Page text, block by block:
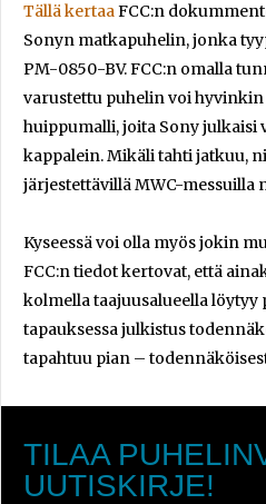
Tällä kertaaFCC:n
Sonyn matkapuhelin, jonka
PM-0850-BV. FCC:n omalla
varustettu puhelin voi hyvinkin
huippumalli, joita Sony julkaisi
kappalein. Mikäli tahti jatkuu,
järjestettävillä MWC-messuilla
Kyseessä voi olla myös jokin
FCC:n tiedot kertovat, että
kolmella taajuusalueella löytyy
tapauksessa julkistus
tapahtuu pian –
TILAA
UUTISKIRJE!